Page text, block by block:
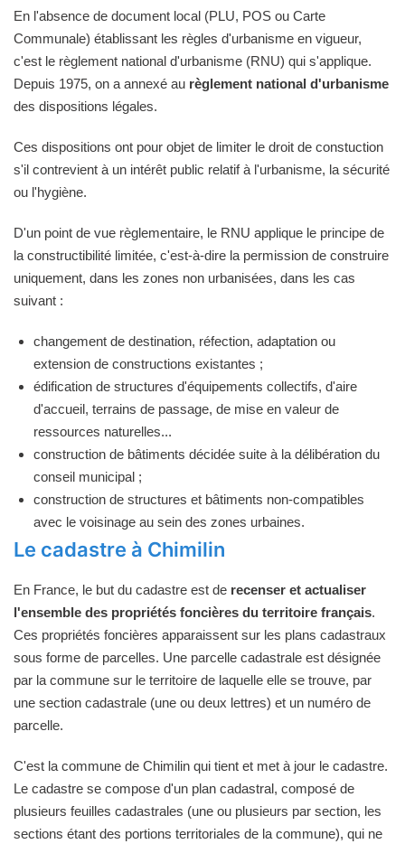
En l'absence de document local (PLU, POS ou Carte
Communale) établissant les règles d'urbanisme en vigueur,
c'est le règlement national d'urbanisme (RNU) qui s'applique.
Depuis 1975, on a annexé au règlement national d'urbanisme
des dispositions légales.
Ces dispositions ont pour objet de limiter le droit de constuction
s'il contrevient à un intérêt public relatif à l'urbanisme, la sécurité
ou l'hygiène.
D'un point de vue règlementaire, le RNU applique le principe de
la constructibilité limitée, c'est-à-dire la permission de construire
uniquement, dans les zones non urbanisées, dans les cas
suivant :
changement de destination, réfection, adaptation ou
extension de constructions existantes ;
édification de structures d'équipements collectifs, d'aire
d'accueil, terrains de passage, de mise en valeur de
ressources naturelles...
construction de bâtiments décidée suite à la délibération du
conseil municipal ;
construction de structures et bâtiments non-compatibles
avec le voisinage au sein des zones urbaines.
Le cadastre à Chimilin
En France, le but du cadastre est de recenser et actualiser
l'ensemble des propriétés foncières du territoire français.
Ces propriétés foncières apparaissent sur les plans cadastraux
sous forme de parcelles. Une parcelle cadastrale est désignée
par la commune sur le territoire de laquelle elle se trouve, par
une section cadastrale (une ou deux lettres) et un numéro de
parcelle.
C'est la commune de Chimilin qui tient et met à jour le cadastre.
Le cadastre se compose d'un plan cadastral, composé de
plusieurs feuilles cadastrales (une ou plusieurs par section, les
sections étant des portions territoriales de la commune), qui ne